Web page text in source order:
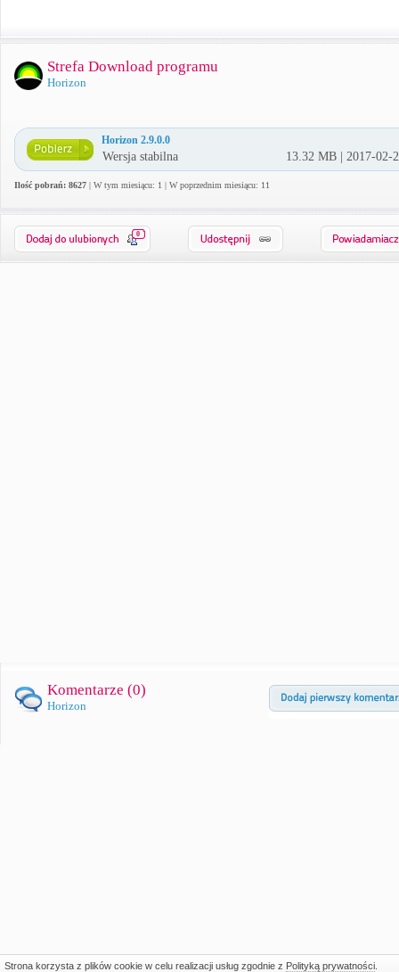
Strefa Download programu
Horizon
Horizon 2.9.0.0
Wersja stabilna 13.32 MB | 2017-02-
Ilość pobrań: 8627 | W tym miesiącu: 1 | W poprzednim miesiącu: 11
0
Komentarze (0)
Horizon
Strona korzysta z plików cookie w celu realizacji usług zgodnie z Polityką prywatności.